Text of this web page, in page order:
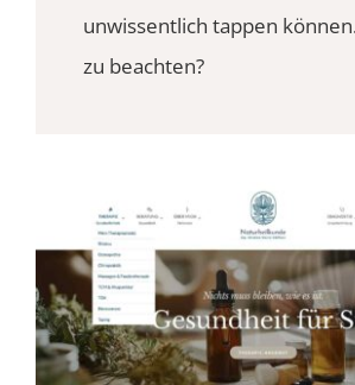
unwissentlich tappen
zu beachten?